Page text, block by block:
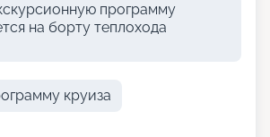
программу
на борту теплохода
круиза